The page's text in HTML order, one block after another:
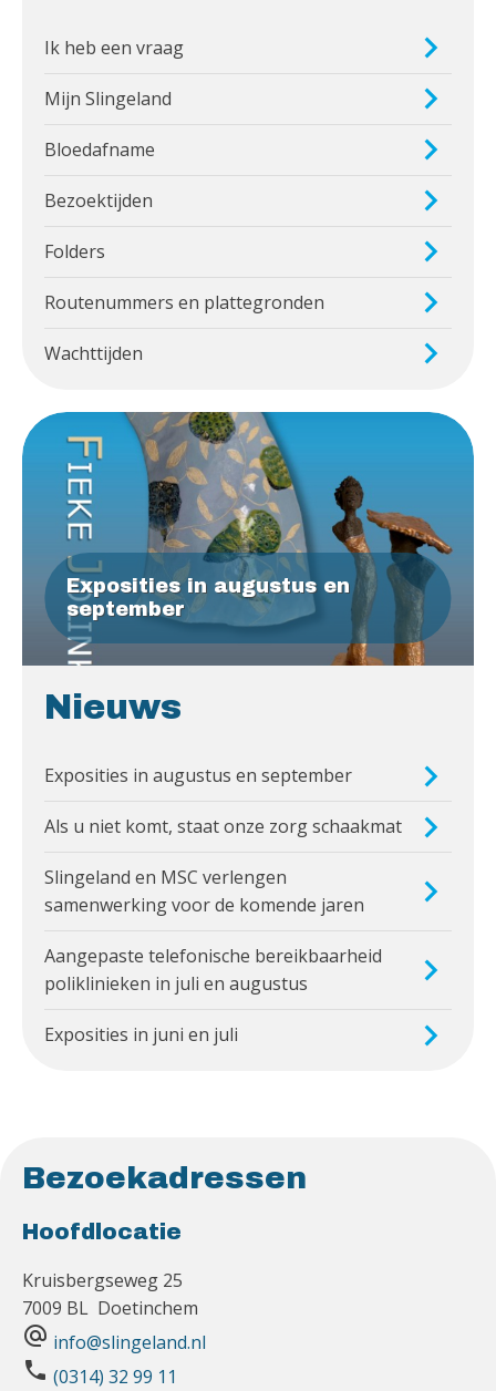
Ik heb een vraag
Mijn Slingeland
Bloedafname
Bezoektijden
Folders
Routenummers en plattegronden
Wachttijden
Exposities in augustus en
september
Nieuws
Exposities in augustus en september
Als u niet komt, staat onze zorg schaakmat
Slingeland en MSC verlengen
samenwerking voor de komende jaren
Aangepaste telefonische bereikbaarheid
poliklinieken in juli en augustus
Exposities in juni en juli
Bezoekadressen
Hoofdlocatie
Kruisbergseweg 25
7009 BL Doetinchem
alternate_email info@slingeland.nl
phone (0314) 32 99 11